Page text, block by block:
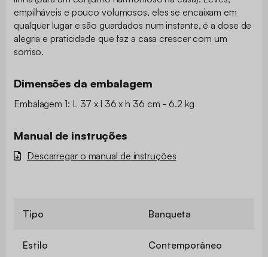
empilháveis e pouco volumosos, eles se encaixam em
qualquer lugar e são guardados num instante, é a dose de
alegria e praticidade que faz a casa crescer com um
sorriso.
Dimensões da embalagem
Embalagem 1: L 37 x l 36 x h 36 cm - 6.2 kg
Manual de instruções
Descarregar o manual de instruções
Tipo Banqueta
Estilo Contemporâneo